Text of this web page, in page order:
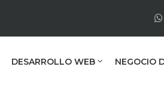
DESARROLLO WEB NEGOCIO